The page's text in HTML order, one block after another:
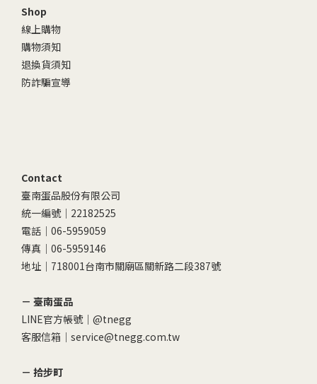
Shop
線上購物
購物須知
退換貨須知
防詐騙宣導
Contact
臺南蛋品股份有限公司
統一編號｜22182525
電話｜06-5959059
傳真｜06-5959146
地址｜718001台南市關廟區關新路二段387號
－ 臺南蛋品
LINE官方帳號｜ @tnegg
客服信箱｜service@tnegg.com.tw
－ 拾步町